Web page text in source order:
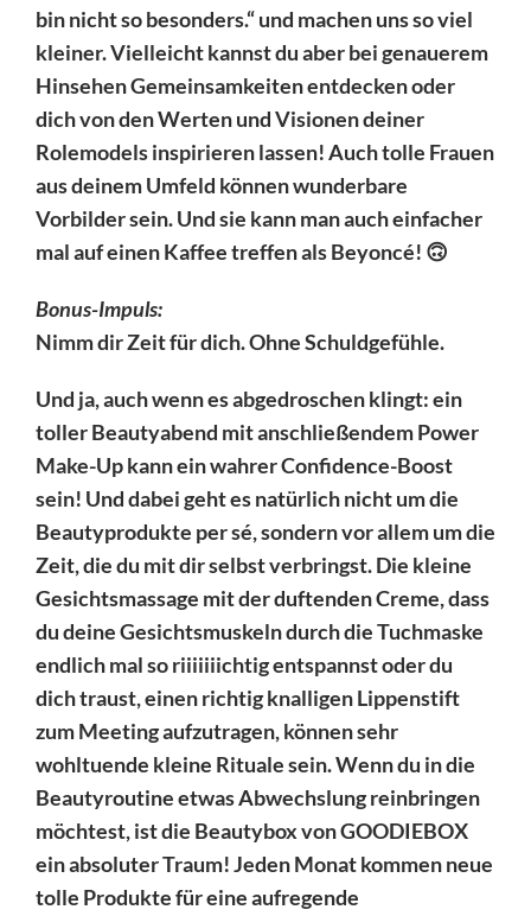
bin nicht so besonders.“ und machen uns so viel
kleiner. Vielleicht kannst du aber bei genauerem
Hinsehen Gemeinsamkeiten entdecken oder
dich von den Werten und Visionen deiner
Rolemodels inspirieren lassen! Auch tolle Frauen
aus deinem Umfeld können wunderbare
Vorbilder sein. Und sie kann man auch einfacher
mal auf einen Kaffee treffen als Beyoncé! 🙃
Bonus-Impuls:
Nimm dir Zeit für dich. Ohne Schuldgefühle.
Und ja, auch wenn es abgedroschen klingt: ein
toller Beautyabend mit anschließendem Power
Make-Up kann ein wahrer Confidence-Boost
sein! Und dabei geht es natürlich nicht um die
Beautyprodukte per sé, sondern vor allem um die
Zeit, die du mit dir selbst verbringst. Die kleine
Gesichtsmassage mit der duftenden Creme, dass
du deine Gesichtsmuskeln durch die Tuchmaske
endlich mal so riiiiiiichtig entspannst oder du
dich traust, einen richtig knalligen Lippenstift
zum Meeting aufzutragen, können sehr
wohltuende kleine Rituale sein. Wenn du in die
Beautyroutine etwas Abwechslung reinbringen
möchtest, ist die Beautybox von GOODIEBOX
ein absoluter Traum! Jeden Monat kommen neue
tolle Produkte für eine aufregende